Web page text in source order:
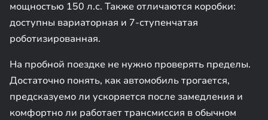
мощностью 150 л.с. Также отличаются коробки:
доступны вариаторная и 7-ступенчатая
роботизированная.
На пробной поездке не нужно проверять пределы.
Достаточно понять, как автомобиль трогается,
предсказуемо ли ускоряется после замедления и
комфортно ли работает трансмиссия в обычном